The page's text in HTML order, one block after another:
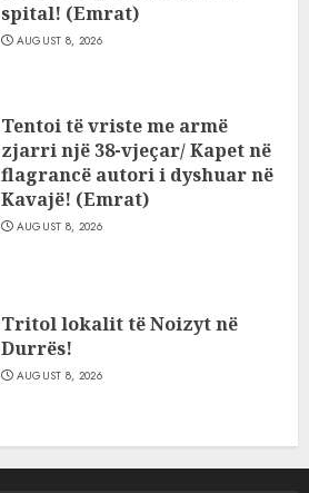
spital! (Emrat)
AUGUST 8, 2026
Tentoi të vriste me armë
zjarri një 38-vjeçar/ Kapet në
flagrancë autori i dyshuar në
Kavajë! (Emrat)
AUGUST 8, 2026
Tritol lokalit të Noizyt në
Durrës!
AUGUST 8, 2026